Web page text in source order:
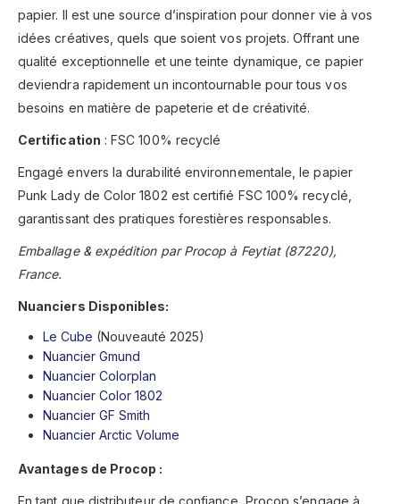
papier. Il est une source d’inspiration pour donner vie à vos
idées créatives, quels que soient vos projets. Offrant une
qualité exceptionnelle et une teinte dynamique, ce papier
deviendra rapidement un incontournable pour tous vos
besoins en matière de papeterie et de créativité.
Certification : FSC 100% recyclé
Engagé envers la durabilité environnementale, le papier
Punk Lady de Color 1802 est certifié FSC 100% recyclé,
garantissant des pratiques forestières responsables.
Emballage & expédition par Procop à Feytiat (87220),
France.
Nuanciers Disponibles:
Le Cube (Nouveauté 2025)
Nuancier Gmund
Nuancier Colorplan
Nuancier Color 1802
Nuancier GF Smith
Nuancier Arctic Volume
Avantages de Procop :
En tant que distributeur de confiance, Procop s’engage à